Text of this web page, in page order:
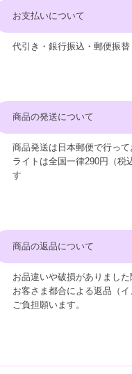
お支払いについて
代引き・銀行振込・郵便振
商品の発送について
商品発送は日本郵便で行っ
ライトは全国一律290円（税
す
商品の返品について
お品違いや破損がありまし
お客さま都合による返品（
ご負担願います。